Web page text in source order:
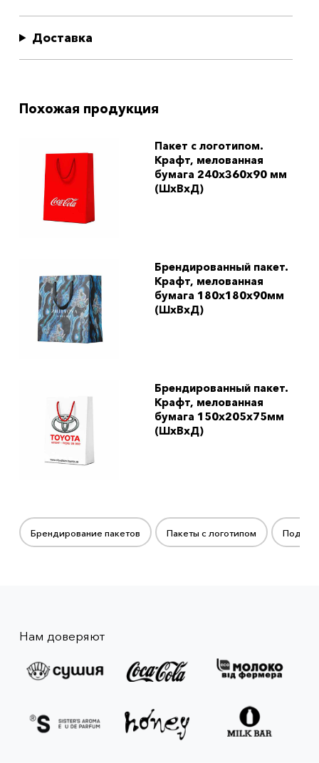
Доставка
Похожая продукция
Пакет с логотипом.
Крафт, мелованная
бумага 240x360x90 мм
(ШхВхД)
Брендированный пакет.
Крафт, мелованная
бумага 180x180x90мм
(ШхВхД)
Брендированный пакет.
Крафт, мелованная
бумага 150x205x75мм
(ШхВхД)
Брендирование пакетов Пакеты с логотипом
Нам доверяют